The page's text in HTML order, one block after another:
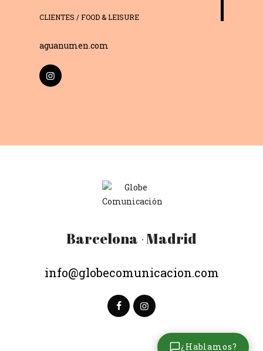
CLIENTES / FOOD & LEISURE
aguanumen.com
Barcelona ·Madrid
info@globecomunicacion.com
¿Hablamos?